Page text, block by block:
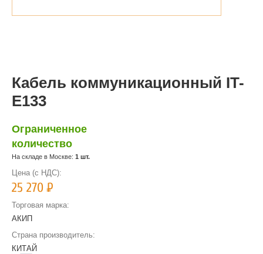
Кабель коммуникационный IT-
E133
Ограниченное
количество
На складе в Москве: 1 шт.
Цена (с НДС):
25 270Р
Торговая марка:
АКИП
Страна производитель:
КИТАЙ